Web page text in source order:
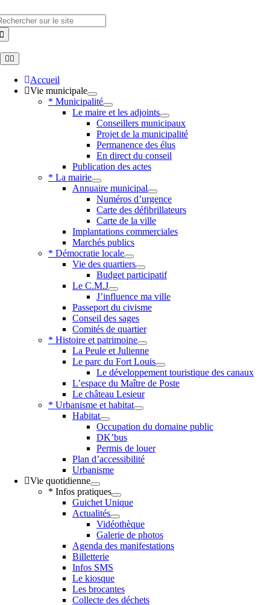
to
content
Toggle
Navigation
Accueil
Vie municipale
* Municipalité
Le maire et les adjoints
Conseillers municipaux
Projet de la municipalité
Permanence des élus
En direct du conseil
Publication des actes
* La mairie
Annuaire municipal
Numéros d’urgence
Carte des défibrillateurs
Carte de la ville
Implantations commerciales
Marchés publics
* Démocratie locale
Vie des quartiers
Budget participatif
Le C.M.J
J’influence ma ville
Passeport du civisme
Conseil des sages
Comités de quartier
* Histoire et patrimoine
La Peule et Julienne
Le parc du Fort Louis
Le développement touristique des canaux
L’espace du Maître de Poste
Le château Lesieur
* Urbanisme et habitat
Habitat
Occupation du domaine public
DK’bus
Permis de louer
Plan d’accessibilité
Urbanisme
Vie quotidienne
* Infos pratiques
Guichet Unique
Actualités
Vidéothèque
Galerie de photos
Agenda des manifestations
Billetterie
Infos SMS
Le kiosque
Les brocantes
Collecte des déchets